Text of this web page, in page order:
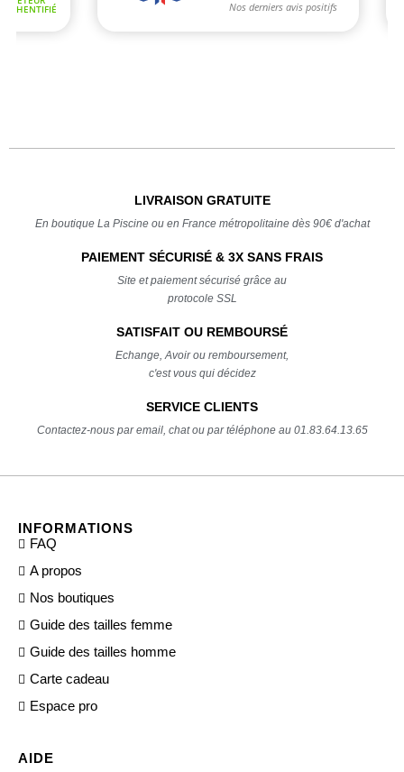
LIVRAISON GRATUITE
En boutique La Piscine ou en France métropolitaine dès 90€ d'achat
PAIEMENT SÉCURISÉ & 3X SANS FRAIS
Site et paiement sécurisé grâce au
protocole SSL
SATISFAIT OU REMBOURSÉ
Echange, Avoir ou remboursement,
c'est vous qui décidez
SERVICE CLIENTS
Contactez-nous par email, chat ou par téléphone au 01.83.64.13.65
INFORMATIONS
FAQ
A propos
Nos boutiques
Guide des tailles femme
Guide des tailles homme
Carte cadeau
Espace pro
AIDE